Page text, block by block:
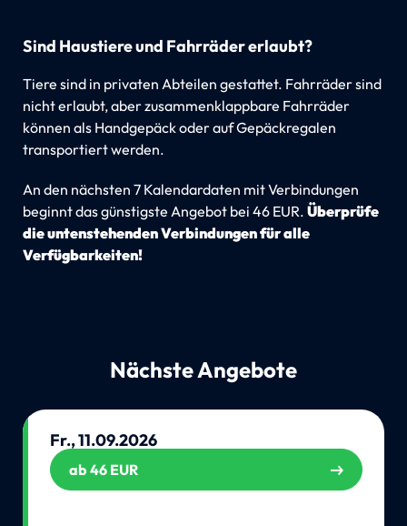
Sind Haustiere und Fahrräder erlaubt?
Tiere sind in privaten Abteilen gestattet. Fahrräder sind
nicht erlaubt, aber zusammenklappbare Fahrräder
können als Handgepäck oder auf Gepäckregalen
transportiert werden.
An den nächsten 7 Kalendardaten mit Verbindungen
beginnt das günstigste Angebot bei 46 EUR. Überprüfe
die untenstehenden Verbindungen für alle
Verfügbarkeiten!
Nächste Angebote
Fr., 11.09.2026
ab 46 EUR